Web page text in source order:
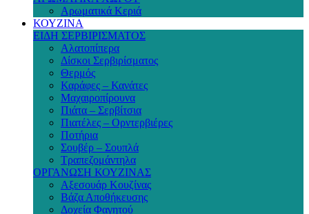
Αρωματικά Κεριά
ΚΟΥΖΙΝΑ
ΕΙΔΗ ΣΕΡΒΙΡΙΣΜΑΤΟΣ
Αλατοπίπερα
Δίσκοι Σερβιρίσματος
Θερμός
Καράφες – Κανάτες
Μαχαιροπίρουνα
Πιάτα – Σερβίτσια
Πιατέλες – Ορντερβιέρες
Ποτήρια
Σουβέρ – Σουπλά
Τραπεζομάντηλα
ΟΡΓΑΝΩΣΗ ΚΟΥΖΙΝΑΣ
Αξεσουάρ Κουζίνας
Βάζα Αποθήκευσης
Δοχεία Φαγητού